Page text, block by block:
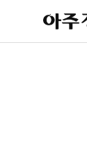
아
주
제